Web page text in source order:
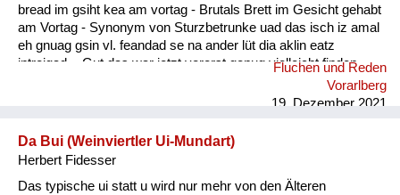
bread im gsiht kea am vortag - Brutals Brett im Gesicht gehabt
am Vortag - Synonym von Sturzbetrunke uad das isch iz amal
eh gnuag gsin vl. feandad se na ander lüt dia aklin eatz
intreigad. - Gut das war jetzt vorerst genug vielleicht finden
Fluchen und Reden
Vorarlberg
19. Dezember 2021
Da Bui (Weinviertler Ui-Mundart)
Herbert Fidesser
Das typische ui statt u wird nur mehr von den Älteren